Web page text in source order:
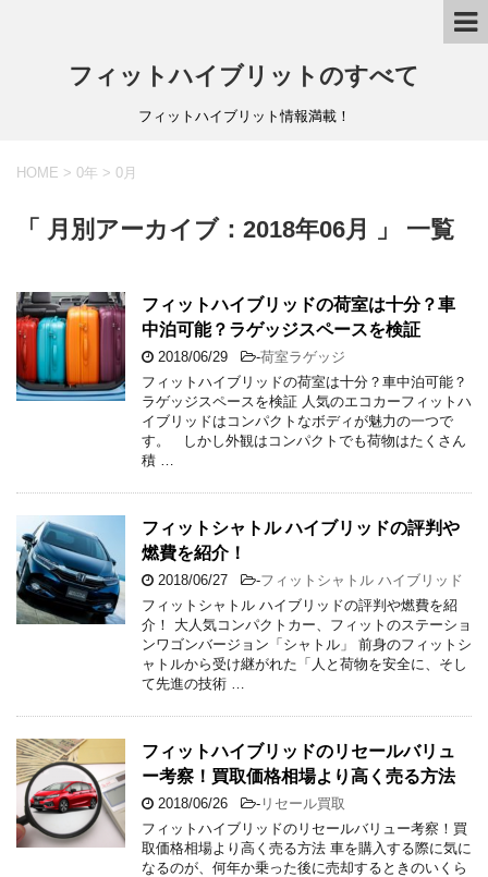
フィットハイブリットのすべて
フィットハイブリット情報満載！
HOME > 0年 > 0月
「 月別アーカイブ：2018年06月 」 一覧
フィットハイブリッドの荷室は十分？車
中泊可能？ラゲッジスペースを検証
2018/06/29 -荷室ラゲッジ
フィットハイブリッドの荷室は十分？車中泊可能？
ラゲッジスペースを検証 人気のエコカーフィットハ
イブリッドはコンパクトなボディが魅力の一つで
す。 しかし外観はコンパクトでも荷物はたくさん
積 …
フィットシャトル ハイブリッドの評判や
燃費を紹介！
2018/06/27 -フィットシャトル ハイブリッド
フィットシャトル ハイブリッドの評判や燃費を紹
介！ 大人気コンパクトカー、フィットのステーショ
ンワゴンバージョン「シャトル」 前身のフィットシ
ャトルから受け継がれた「人と荷物を安全に、そし
て先進の技術 …
フィットハイブリッドのリセールバリュ
ー考察！買取価格相場より高く売る方法
2018/06/26 - リセール買取
フィットハイブリッドのリセールバリュー考察！買
取価格相場より高く売る方法 車を購入する際に気に
なるのが、何年か乗った後に売却するときのいくら